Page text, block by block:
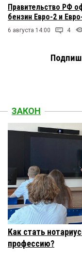
Правительство РФ
бензин Евро-2 и
6 августа 14:00 4
ЗАКОН
Как стать
профессию?